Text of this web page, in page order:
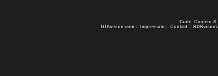
.: Code, Content &
GTAvision.com :: Impressum :: Contact ::